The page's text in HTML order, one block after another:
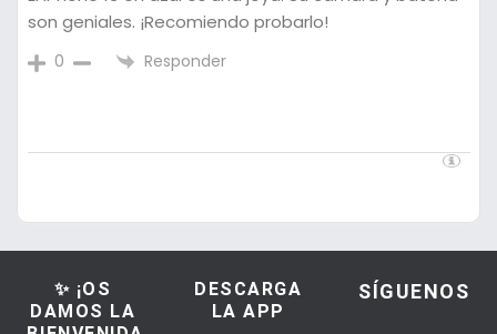
son geniales. ¡Recomiendo probarlo!
0 Responder
✨ ¡OS
DAMOS LA
DESCARGA
LA APP
SÍGUENOS